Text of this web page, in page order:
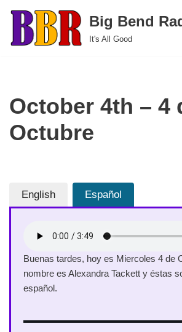
Skip
to
Big Bend
It's All Good
October 4th – 4
Octubre
English Español
Buenas tardes, hoy es Miercoles 4 de
nombre es Alexandra Tackett y éstas
español.